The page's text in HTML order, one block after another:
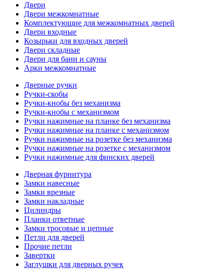
Двери
Двери межкомнатные
Комплектующие для межкомнатных дверей
Двери входные
Козырьки для входных дверей
Двери складные
Двери для бани и сауны
Арки межкомнатные
Дверные ручки
Ручки-скобы
Ручки-кнобы без механизма
Ручки-кнобы с механизмом
Ручки нажимные на планке без механизма
Ручки нажимные на планке с механизмом
Ручки нажимные на розетке без механизма
Ручки нажимные на розетке с механизмом
Ручки нажимные для финских дверей
Дверная фурнитура
Замки навесные
Замки врезные
Замки накладные
Цилиндры
Планки ответные
Замки тросовые и цепные
Петли для дверей
Прочие петли
Завертки
Заглушки для дверных ручек